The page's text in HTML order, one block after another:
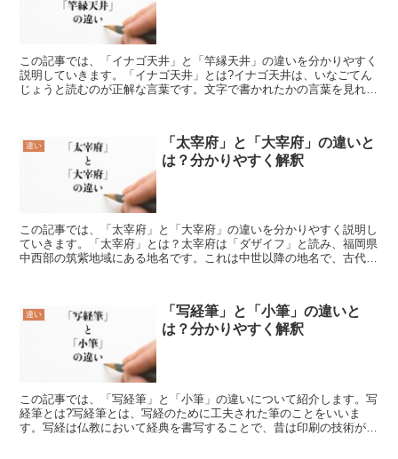
この記事では、「イナゴ天井」と「竿縁天井」の違いを分かりやすく
説明していきます。「イナゴ天井」とは?イナゴ天井は、いなごてん
じょうと読むのが正解な言葉です。文字で書かれたかの言葉を見れば
違い
「太宰府」と「大宰府」の違いと
は？分かりやすく解釈
この記事では、「太宰府」と「大宰府」の違いを分かりやすく説明し
ていきます。「太宰府」とは？太宰府は「ダザイフ」と読み、福岡県
中西部の筑紫地域にある地名です。これは中世以降の地名で、古代に
違い
「写経筆」と「小筆」の違いと
は？分かりやすく解釈
この記事では、「写経筆」と「小筆」の違いについて紹介します。写
経筆とは?写経筆とは、写経のために工夫された筆のことをいいま
す。写経は仏教において経典を書写することで、昔は印刷の技術が発